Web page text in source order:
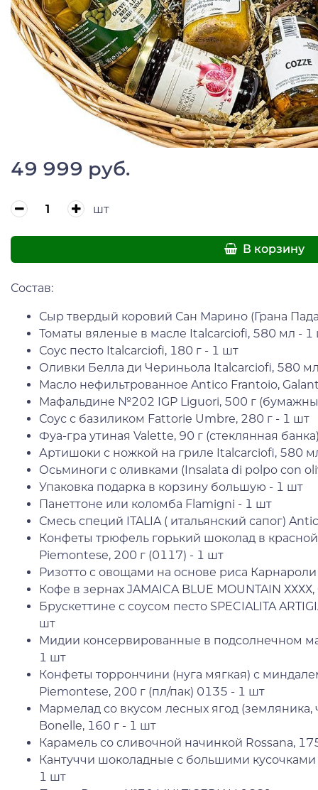
49 999 руб.
шт
В корзину
Состав:
Сыр твердый коровий Сан Марино (Грана
Томаты вяленые в масле Italcarciofi, 580 мл - 1
Соус песто Italcarciofi, 180 г - 1 шт
Оливки Белла ди Чериньола Italcarciofi, 580
Масло нефильтрованное Antico Frantoio,
Мафальдине №202 IGP Liguori, 500 г
Соус с базиликом Fattorie Umbre, 280 г - 1 шт
Фуа-гра утиная Valette, 90 г (стеклянная
Артишоки с ножкой на гриле Italcarciofi, 580
Осьминоги с оливками (Insalata di polpo con
Упаковка подарка в корзину большую - 1 шт
Панеттоне или коломба Flamigni - 1 шт
Смесь специй ITALIA ( итальянский сапог)
Конфеты трюфель горький шоколад в
Piemontese, 200 г (0117) - 1 шт
Ризотто с овощами на основе риса
Кофе в зернах JAMAICA BLUE MOUNTAIN
Брускеттине с соусом песто SPECIALITA
шт
Мидии консервированные в подсолнечном
1 шт
Конфеты торрончини (нуга мягкая) с
Piemontese, 200 г (пл/пак) 0135 - 1 шт
Мармелад со вкусом лесных ягод
Bonelle, 160 г - 1 шт
Карамель со сливочной начинкой Rossana,
Кантуччи шоколадные с большими
1 шт